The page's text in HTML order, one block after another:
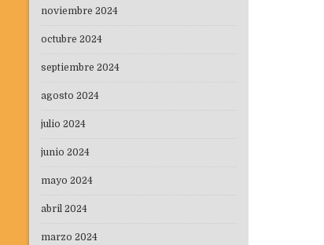
noviembre 2024
octubre 2024
septiembre 2024
agosto 2024
julio 2024
junio 2024
mayo 2024
abril 2024
marzo 2024